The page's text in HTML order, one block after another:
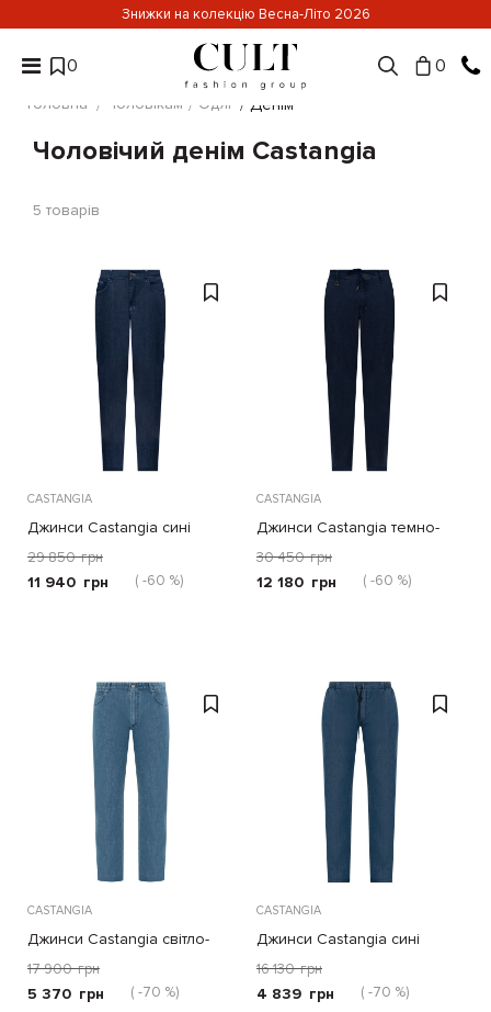
Знижки на колекцію Весна-Літо 2026
0 0
Головна Чоловікам Одяг Денім
Чоловічий денім Castangia
5 товарів
CASTANGIA
Джинси Castangia сині
29 850 грн
11 940 грн ( -60 %)
CASTANGIA
Джинси Castangia темно-
сині
30 450 грн
12 180 грн ( -60 %)
CASTANGIA
Джинси Castangia світло-
блакитні
17 900 грн
5 370 грн ( -70 %)
CASTANGIA
Джинси Castangia сині
16 130 грн
4 839 грн ( -70 %)